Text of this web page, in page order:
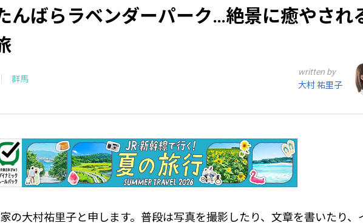
んばらラベンダーパーク…絶景に癒やされ
群馬
written by
大村 祐里子
の大村祐里子と申します。普段は写真を撮影したり、文章を書いたり、